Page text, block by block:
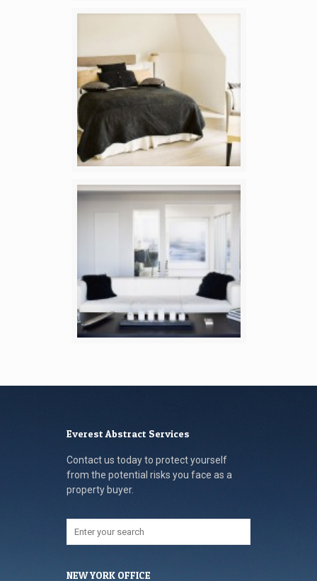
Everest Abstract Services
Contact us today to protect yourself
from the potential risks you face as a
property buyer.
NEW YORK OFFICE